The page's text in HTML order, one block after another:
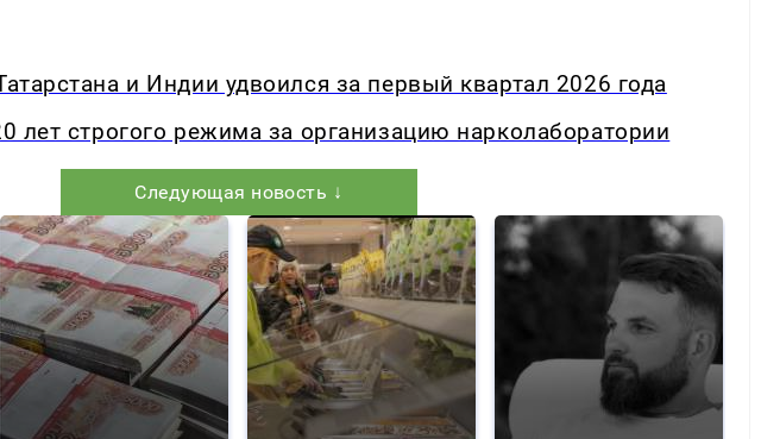
и Индии удвоился за первый квартал 2026 года
лет строгого режима за организацию нарколаборатории
Следующая новость ↓